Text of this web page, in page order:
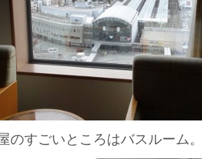
のすごいところはバスルーム